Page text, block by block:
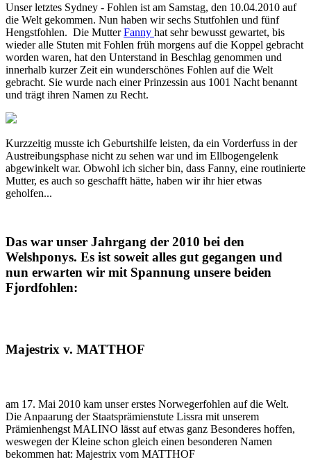
Unser letztes Sydney - Fohlen ist am Samstag, den 10.04.2010 auf
die Welt gekommen. Nun haben wir sechs Stutfohlen und fünf
Hengstfohlen. Die MutterFanny hat sehr bewusst gewartet, bis
wieder alle Stuten mit Fohlen früh morgens auf die Koppel gebracht
worden waren, hat den Unterstand in Beschlag genommen und
innerhalb kurzer Zeit ein wunderschönes Fohlen auf die Welt
gebracht. Sie wurde nach einer Prinzessin aus 1001 Nacht benannt
und trägt ihren Namen zu Recht.
Kurzzeitig musste ich Geburtshilfe leisten, da ein Vorderfuss in der
Austreibungsphase nicht zu sehen war und im Ellbogengelenk
abgewinkelt war. Obwohl ich sicher bin, dass Fanny, eine routinierte
Mutter, es auch so geschafft hätte, haben wir ihr hier etwas
geholfen...
Das war unser Jahrgang der 2010 bei den
Welshponys. Es ist soweit alles gut gegangen und
nun erwarten wir mit Spannung unsere beiden
Fjordfohlen:
Majestrix v. MATTHOF
am 17. Mai 2010 kam unser erstes Norwegerfohlen auf die Welt.
Die Anpaarung der Staatsprämienstute Lissra mit unserem
Prämienhengst MALINO lässt auf etwas ganz Besonderes hoffen,
weswegen der Kleine schon gleich einen besonderen Namen
bekommen hat: Majestrix vom MATTHOF